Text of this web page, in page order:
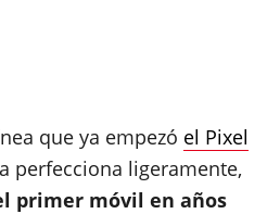
que ya empezó el Pixel
perfecciona ligeramente,
primer móvil en años